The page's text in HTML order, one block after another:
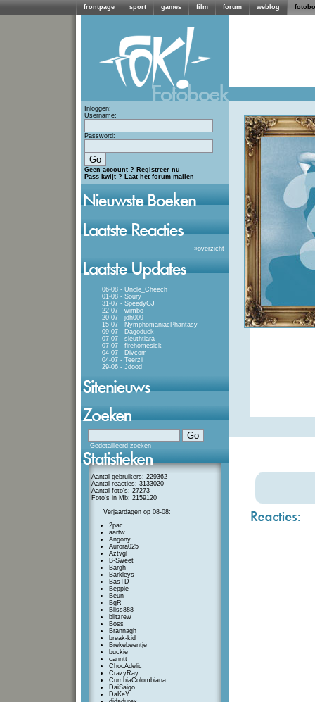
frontpage sport games film forum weblog
Inloggen:
Username:
Password:
Geen account ? Registreer nu
Pass kwijt ? Laat het forum mailen
»overzicht
06-08 - Uncle_Cheech
01-08 - Soury
31-07 - SpeedyGJ
22-07 - wimbo
20-07 - jdh009
15-07 - NymphomaniacPhantasy
09-07 - Dagoduck
07-07 - sleuthtiara
07-07 - firehomesick
04-07 - Divcom
04-07 - Teerzii
29-06 - Jdood
Gedetailleerd zoeken
Aantal gebruikers: 229362
Aantal reacties: 3133020
Aantal foto's: 27273
Foto's in Mb: 2159120
Verjaardagen op 08-08:
2pac
aartw
Angony
Aurora025
Aztvgl
B-Sweet
Bargh
Barkleys
BasTD
Beppie
Beun
BgR
Bliss888
blitzrew
Boss
Brannagh
break-kid
Brekebeentje
buckie
canntt
ChocAdelic
CrazyRay
CumbiaColombiana
DaiSaigo
DaKeY